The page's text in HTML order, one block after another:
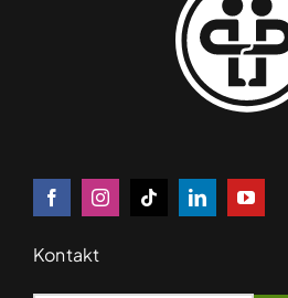
Kontakt